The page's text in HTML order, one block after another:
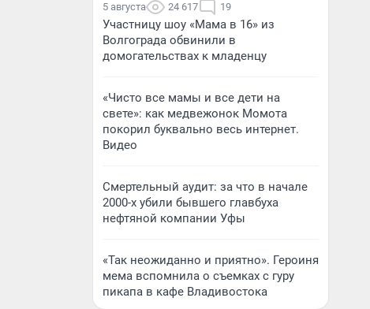
5 августа 24 617 19
Участницу шоу «Мама в 16» из
Волгограда обвинили в
домогательствах к младенцу
«Чисто все мамы и все дети на
свете»: как медвежонок Момота
покорил буквально весь интернет.
Видео
Смертельный аудит: за что в начале
2000-х убили бывшего главбуха
нефтяной компании Уфы
«Так неожиданно и приятно». Героиня
мема вспомнила о съемках с гуру
пикапа в кафе Владивостока